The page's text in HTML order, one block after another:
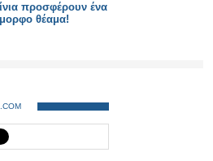
προσφέρουν ένα
θέαμα!